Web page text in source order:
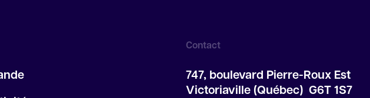
Contact
747, boulevard Pierre-Roux Est
Victoriaville (Québec) G6T 1S7